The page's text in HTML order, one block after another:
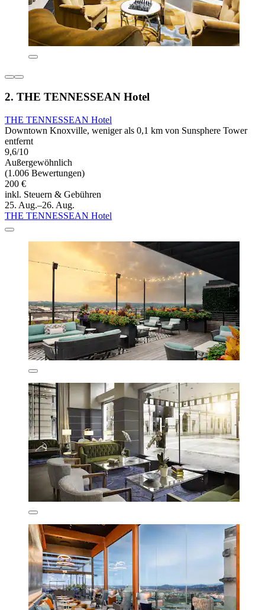
2. THE TENNESSEAN Hotel
THE TENNESSEAN Hotel
Downtown Knoxville, weniger als 0,1 km von Sunsphere Tower
entfernt
9,6/10
Außergewöhnlich
(1.006 Bewertungen)
200 €
inkl. Steuern & Gebühren
25. Aug.–26. Aug.
THE TENNESSEAN Hotel